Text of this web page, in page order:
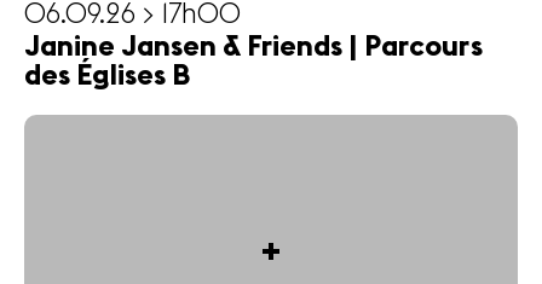
06.09.26 > 17h00
Janine Jansen & Friends | Parcours
des Églises B
+